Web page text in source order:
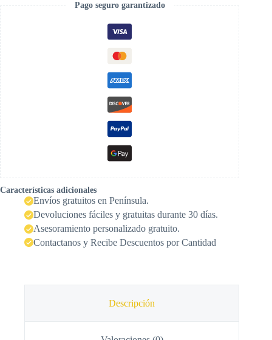
Pago seguro garantizado
Características adicionales
Envíos gratuitos en Península.
Devoluciones fáciles y gratuitas durante 30 días.
Asesoramiento personalizado gratuito.
Contactanos y Recibe Descuentos por Cantidad
Descripción